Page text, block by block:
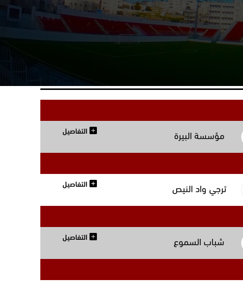
مؤسسة البيرة
التفاصيل
ترجي واد النيص
التفاصيل
شباب السموع
التفاصيل